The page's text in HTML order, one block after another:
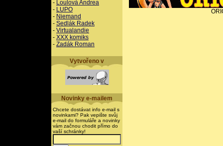
- Loulová Andrea
- LUPO
- Niemand
- Sedlák Radek
- Virtualandie
- XXX komiks
- Zadák Roman
Vytvořeno v
Novinky e-mailem
Chcete dostávat info e-mail s
novinkami? Pak vepište svůj
e-mail do formuláře a novinky
vám začnou chodit přímo do
vaší schránky!